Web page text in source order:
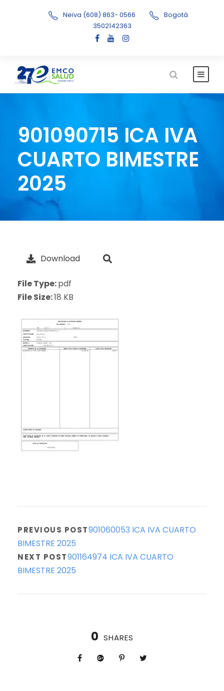
Neiva (608) 863- 0566
Bogotá
3502142363
901090715 ICA IVA
CUARTO BIMESTRE
2025
Download
File Type:pdf
File Size:18 KB
PREVIOUS POST901060053 ICA IVA CUARTO
BIMESTRE 2025
NEXT POST901164974 ICA IVA CUARTO
BIMESTRE 2025
0 SHARES